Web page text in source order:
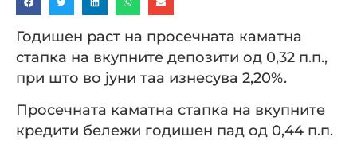
Годишен раст на просечната каматна
стапка на вкупните депозити од 0,32 п.п.,
при што во јуни таа изнесува 2,20%.
Просечната каматна стапка на вкупните
кредити бележи годишен пад од 0,44 п.п.